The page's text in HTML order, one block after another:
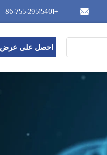
+86-755-29515401
احصل على عرض